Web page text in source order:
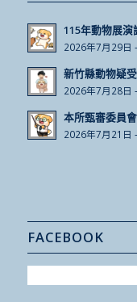
115年動物展
2026年7月29日
新竹縣動物疑
2026年7月28日
本所甄審委員
2026年7月21日
FACEBOOK